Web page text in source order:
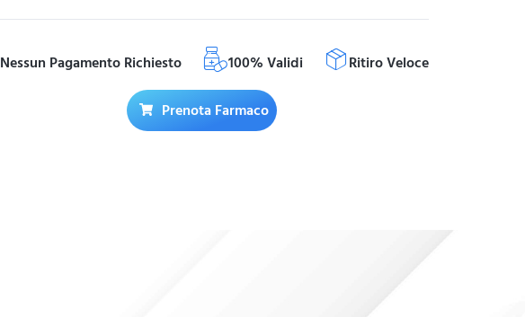
Nessun Pagamento Richiesto 100% Validi Ritiro Veloce
Prenota Farmaco